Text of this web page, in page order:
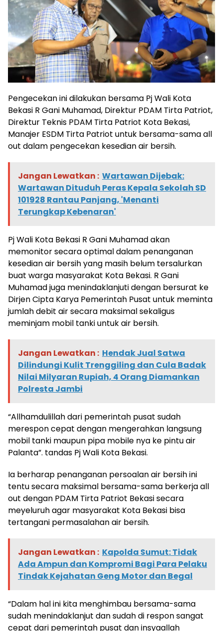
Pengecekan ini dilakukan bersama Pj Wali Kota
Bekasi R Gani Muhamad, Direktur PDAM Tirta Patriot,
Direktur Teknis PDAM Tirta Patriot Kota Bekasi,
Manajer ESDM Tirta Patriot untuk bersama-sama all
out dalam pengecekan kesedian air bersih.
Jangan Lewatkan : Wartawan Dijebak:
Wartawan Dituduh Peras Kepala Sekolah SD
101928 Rantau Panjang, 'Menanti
Terungkap Kebenaran'
Pj Wali Kota Bekasi R Gani Muhamad akan
memonitor secara optimal dalam penanganan
kesedian air bersih yang masih belum tersalurkan
buat warga masyarakat Kota Bekasi. R Gani
Muhamad juga menindaklanjuti dengan bersurat ke
Dirjen Cipta Karya Pemerintah Pusat untuk meminta
jumlah debit air secara maksimal sekaligus
meminjam mobil tanki untuk air bersih.
Jangan Lewatkan : Hendak Jual Satwa
Dilindungi Kulit Trenggiling dan Cula Badak
Nilai Milyaran Rupiah, 4 Orang Diamankan
Polresta Jambi
“Allhamdulillah dari pemerintah pusat sudah
merespon cepat dengan mengerahkan langsung
mobil tanki maupun pipa mobile nya ke pintu air
Palanta”. tandas Pj Wali Kota Bekasi.
Ia berharap penanganan persoalan air bersih ini
tentu secara maksimal bersama-sama berkerja all
out dengan PDAM Tirta Patriot Bekasi secara
meyeluruh agar masyarakat Kota Bekasi bisa
tertangani permasalahan air bersih.
Jangan Lewatkan : Kapolda Sumut: Tidak
Ada Ampun dan Kompromi Bagi Para Pelaku
Tindak Kejahatan Geng Motor dan Begal
“Dalam hal ini kita menghimbau bersama-sama
sudah menindaklanjut dan sudah di respon sangat
cepat dari pemerintah pusat dan insyaallah